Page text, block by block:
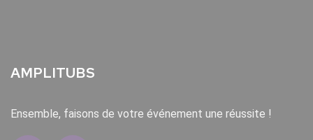
AMPLITUBS
Ensemble, faisons de votre événement une réussite !